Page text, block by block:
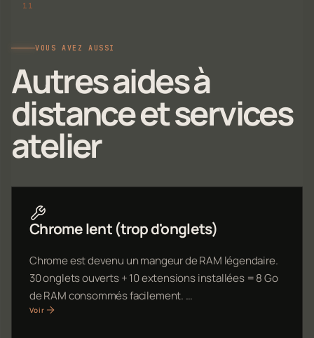
VOUS AVEZ AUSSI
Autres aides à
distance et services
atelier
Chrome lent (trop d'onglets)
Chrome est devenu un mangeur de RAM légendaire.
30 onglets ouverts + 10 extensions installées = 8 Go
de RAM consommés facilement. …
Voir